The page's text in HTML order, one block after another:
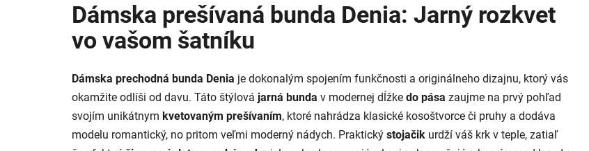
Dámska prešívaná bunda Denia: Jarný rozkvet
vo vašom šatníku
Dámska prechodná bunda Denia je dokonalým spojením funkčnosti a originálneho dizajnu, ktorý vás
okamžite odlíši od davu. Táto štýlová jarná bunda v modernej dĺžke do pása zaujme na prvý pohľad
svojím unikátnym kvetovaným prešívaním, ktoré nahrádza klasické kosoštvorce či pruhy a dodáva
modelu romantický, no pritom veľmi moderný nádych. Praktický stojačik urdží váš krk v teple, zatiaľ